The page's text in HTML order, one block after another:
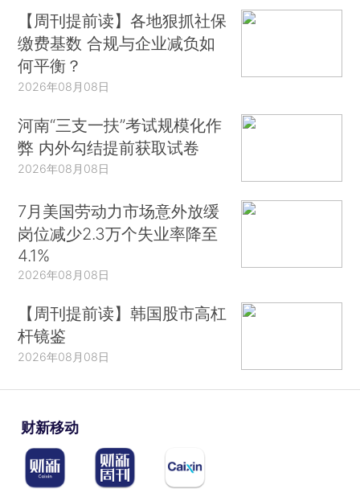
【周刊提前读】各地狠抓社保
缴费基数 合规与企业减负如
何平衡？
2026年08月08日
河南“三支一扶”考试规模化作
弊 内外勾结提前获取试卷
2026年08月08日
7月美国劳动力市场意外放缓
岗位减少2.3万个失业率降至
4.1%
2026年08月08日
【周刊提前读】韩国股市高杠
杆镜鉴
2026年08月08日
财新移动